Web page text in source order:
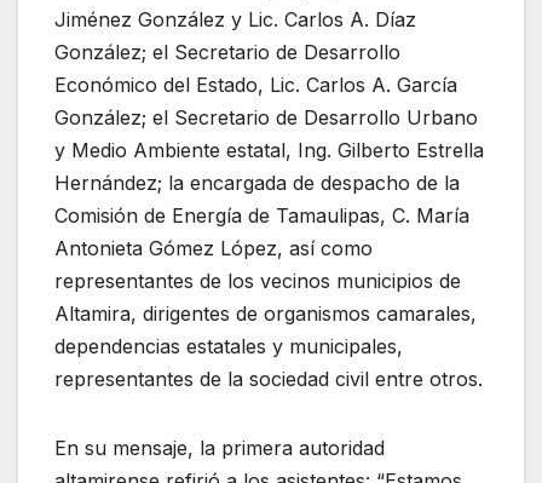
Jiménez González y Lic. Carlos A. Díaz
González; el Secretario de Desarrollo
Económico del Estado, Lic. Carlos A. García
González; el Secretario de Desarrollo Urbano
y Medio Ambiente estatal, Ing. Gilberto Estrella
Hernández; la encargada de despacho de la
Comisión de Energía de Tamaulipas, C. María
Antonieta Gómez López, así como
representantes de los vecinos municipios de
Altamira, dirigentes de organismos camarales,
dependencias estatales y municipales,
representantes de la sociedad civil entre otros.
En su mensaje, la primera autoridad